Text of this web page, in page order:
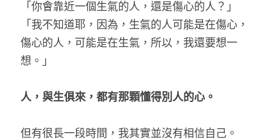
「你會靠近一個生氣的人，還是傷心的人？」
「我不知道耶，因為，生氣的人可能是在傷心，
傷心的人，可能是在生氣，所以，我還要想一
想。」
人，與生俱來，都有那顆懂得別人的心。
但有很長一段時間，我其實並沒有相信自己。